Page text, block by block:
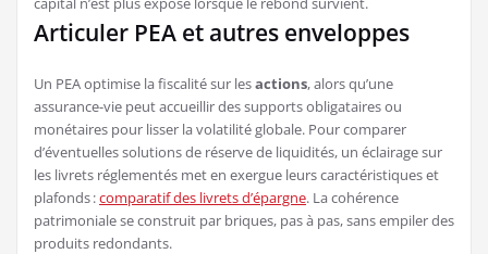
Articuler PEA et autres enveloppes
Un PEA optimise la fiscalité sur lesactions, alors qu’une
assurance-vie peut accueillir des supports obligataires ou
monétaires pour lisser la volatilité globale. Pour comparer
d’éventuelles solutions de réserve de liquidités, un éclairage sur
les livrets réglementés met en exergue leurs caractéristiques et
plafonds :comparatif des livrets d’épargne. La cohérence
patrimoniale se construit par briques, pas à pas, sans empiler des
produits redondants.